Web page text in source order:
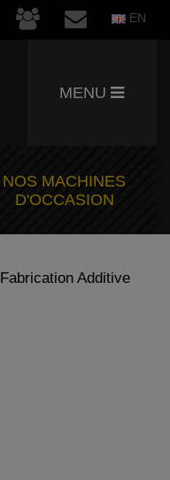
EN
MENU
NOS MACHINES
D'OCCASION
Fabrication Additive